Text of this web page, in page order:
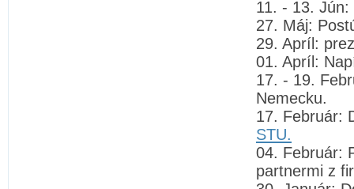
11. - 13.
27. Máj:
29. Apríl:
01. Apríl:
17. - 19.
Nemecku.
17. Február:
STU.
04. Február:
partnermi z